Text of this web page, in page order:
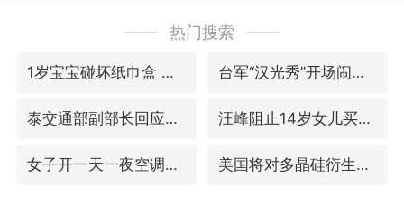
热门搜索
1岁宝宝碰坏纸巾盒 宝妈被索赔924元 台军“汉光秀”开场闹剧多
泰交通部副部长回应中国人遭歧视手势 汪峰阻止14岁女儿买大牌
女子开一天一夜空调后二氧化碳中毒 美国将对多晶硅衍生品加征15%关税